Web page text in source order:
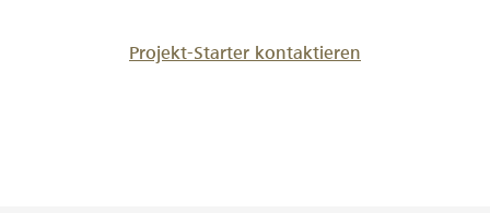
Projekt-Starter kontaktieren